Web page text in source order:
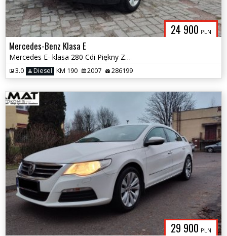
24 900 PLN
Mercedes-Benz Klasa E
Mercedes E- klasa 280 Cdi Piękny Zadbany Zamiana
3.0 Diesel KM 190 2007 286199
29 900 PLN